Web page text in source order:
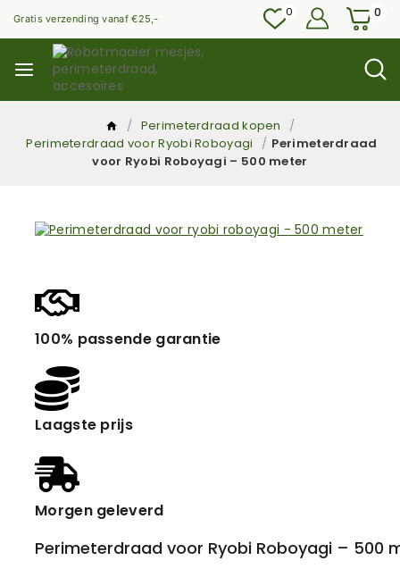
Gratis verzending vanaf €25,- 0 0
/ Perimeterdraad kopen
/
Perimeterdraad voor Ryobi Roboyagi
/ Perimeterdraad
voor Ryobi Roboyagi – 500 meter
100% passende garantie
Laagste prijs
Morgen geleverd
Perimeterdraad voor Ryobi Roboyagi – 500